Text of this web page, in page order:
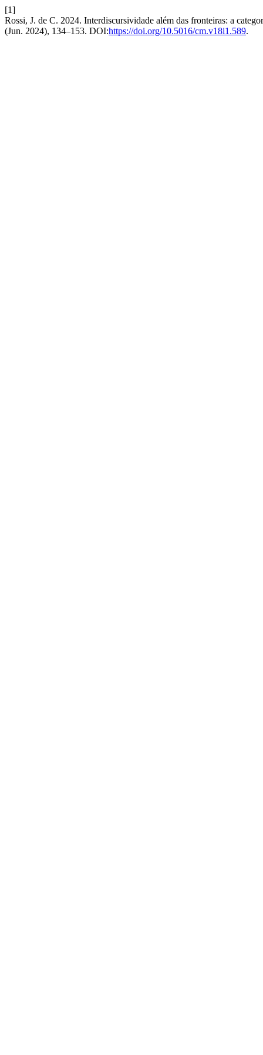
[1]
Rossi, J. de C. 2024. Interdiscursividade além das fronteiras: a
(Jun. 2024), 134–153. DOI:https://doi.org/10.5016/cm.v18i1.589.